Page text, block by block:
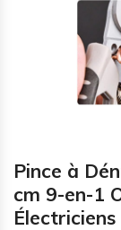
Pince à
cm 9-en-1